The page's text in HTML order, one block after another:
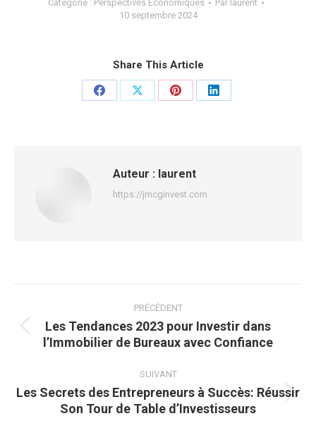
Catégorie : Perspectives Économiques Par laurent
10 septembre 2024
Share This Article
PartagerPartagerPartagerPartager
Auteur : laurent
https://jmcginvest.com
article
PRÉCÉDENT
Article
précédent
:
Les Tendances 2023 pour Investir dans
l’Immobilier de Bureaux avec Confiance
SUIVANT
Article
suivant
Les Secrets des Entrepreneurs à Succès: Réussir
Son Tour de Table d’Investisseurs